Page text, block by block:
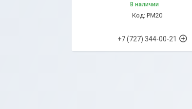
В наличии
PM20
+7 (727) 344-00-21